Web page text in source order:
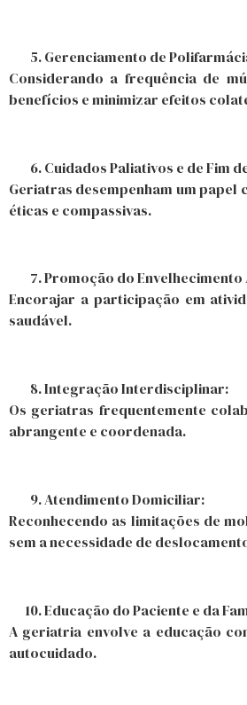
Gerenciamento de
Considerando a frequência de
benefícios e minimizar efeitos
Cuidados Paliativos e de Fim
Geriatras desempenham um
éticas e compassivas.
Promoção do Envelhecimento
Encorajar a participação em
saudável.
Integração Interdisciplinar:
Os geriatras frequentemente
abrangente e coordenada.
Atendimento Domiciliar:
Reconhecendo as limitações de
sem a necessidade de
Educação do Paciente e da
A geriatria envolve a educação
autocuidado.